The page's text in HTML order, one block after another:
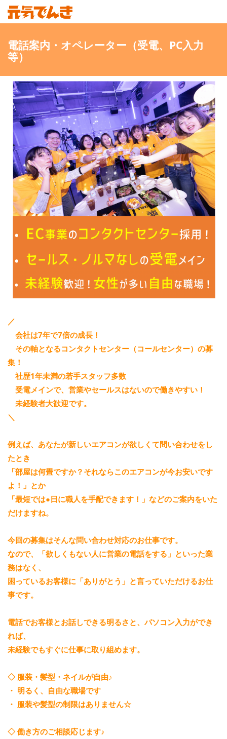
電話案内・オペレーター（受電、PC入力
等）
／
会社は7年で7倍の成長！
その軸となるコンタクトセンター（コールセンター）の募
集！
社歴1年未満の若手スタッフ多数
受電メインで、営業やセールスはないので働きやすい！
未経験者大歓迎です。
＼
例えば、あなたが新しいエアコンが欲しくて問い合わせをし
たとき
「部屋は何畳ですか？それならこのエアコンが今お安いです
よ！」とか
「最短では●日に職人を手配できます！」などのご案内をいた
だけますね。
今回の募集はそんな問い合わせ対応のお仕事です。
なので、「欲しくもない人に営業の電話をする」といった業
務はなく、
困っているお客様に「ありがとう」と言っていただけるお仕
事です。
電話でお客様とお話しできる明るさと、パソコン入力ができ
れば、
未経験でもすぐに仕事に取り組めます。
◇ 服装・髪型・ネイルが自由♪
・ 明るく、自由な職場です
・ 服装や髪型の制限はありません☆
◇ 働き方のご相談応じます♪